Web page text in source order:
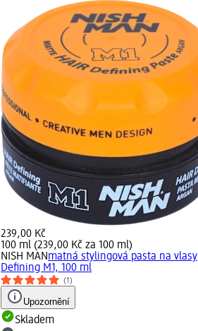
239,00 Kč
100 ml (239,00 Kč za 100 ml)
NISH MANmatná stylingová pasta na vlasy
Defining M1, 100 ml
(1)
Upozornění
Skladem